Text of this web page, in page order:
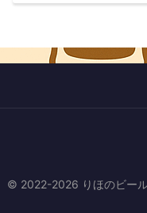
© 2022-2026 りほのビー